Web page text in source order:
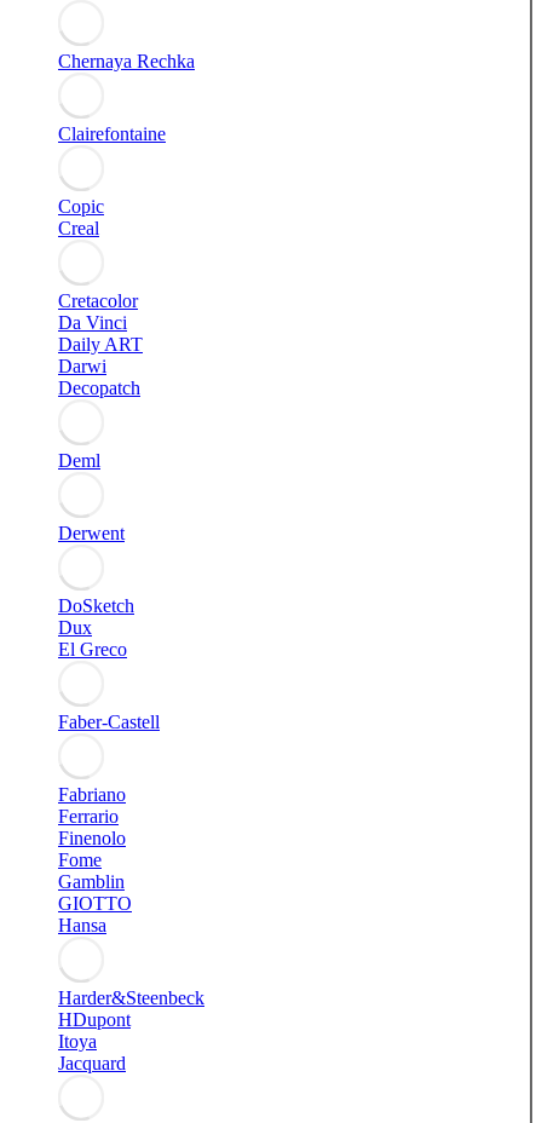
Chernaya Rechka
Clairefontaine
Copic
Creal
Cretacolor
Da Vinci
Daily ART
Darwi
Decopatch
Deml
Derwent
DoSketch
Dux
El Greco
Faber-Castell
Fabriano
Ferrario
Finenolo
Fome
Gamblin
GIOTTO
Hansa
Harder&Steenbeck
HDupont
Itoya
Jacquard